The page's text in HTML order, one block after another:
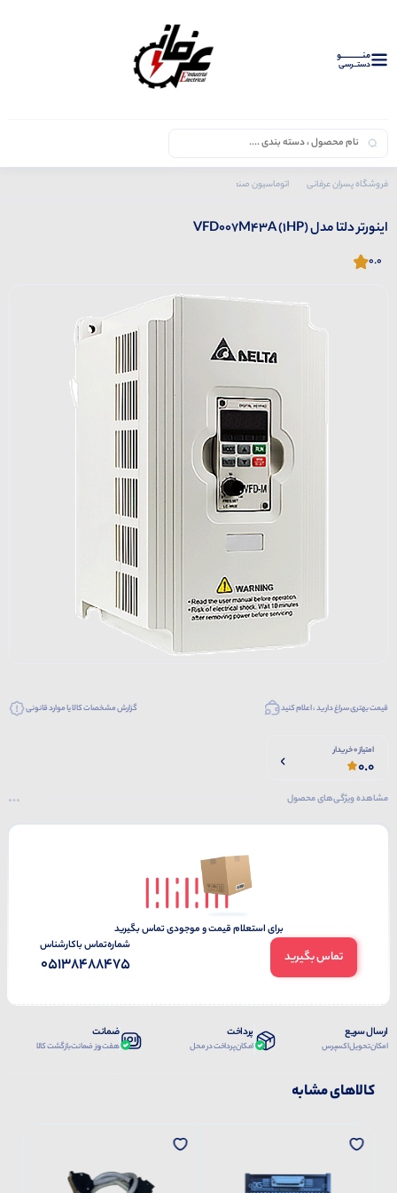
منــــــــــــو
دستــرسی
فروشگاه پسران عرفانی اتوماسیون صنعتی
اینورتر دلتا مدل VFD007M43A (1HP)
0.0
قیمت بهتری سراغ دارید ، اعلام کنید گزارش مشخصات کالا یا موارد قانونی
امتیاز 0 خریدار
0.0
مشاهده ویژگی‌های محصول
برای استعلام قیمت و موجودی تماس بگیرید
تماس بگیرید
شماره‌تماس‌ با‌کارشناس
05138488475
ارسال سریع
امکان تحویل اکسپرس
پرداخت
امکان پرداخت در محل
ضمانت
هفت روز ضمانت بازگشت کالا
کالاهای مشابه